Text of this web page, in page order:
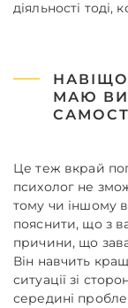
діяльності тоді,
МАЮ
Це теж вкрай
психолог не
тому чи іншому
пояснити, що з
причини, що
Він навчить
ситуації зі
середині